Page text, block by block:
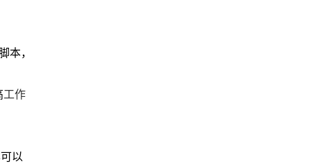
本，
工作
以